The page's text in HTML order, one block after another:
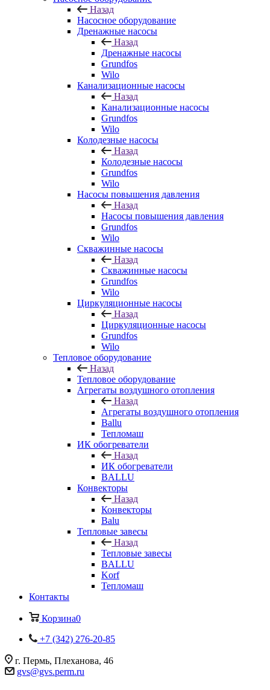
Назад
Насосное оборудование
Дренажные насосы
Назад
Дренажные насосы
Grundfos
Wilo
Канализационные насосы
Назад
Канализационные насосы
Grundfos
Wilo
Колодезные насосы
Назад
Колодезные насосы
Grundfos
Wilo
Насосы повышения давления
Назад
Насосы повышения давления
Grundfos
Wilo
Скважинные насосы
Назад
Скважинные насосы
Grundfos
Wilo
Циркуляционные насосы
Назад
Циркуляционные насосы
Grundfos
Wilo
Тепловое оборудование
Назад
Тепловое оборудование
Агрегаты воздушного отопления
Назад
Агрегаты воздушного отопления
Ballu
Тепломаш
ИК обогреватели
Назад
ИК обогреватели
BALLU
Конвекторы
Назад
Конвекторы
Balu
Тепловые завесы
Назад
Тепловые завесы
BALLU
Korf
Тепломаш
Контакты
Корзина0
+7 (342) 276-20-85
г. Пермь, Плеханова, 46
gvs@gvs.perm.ru